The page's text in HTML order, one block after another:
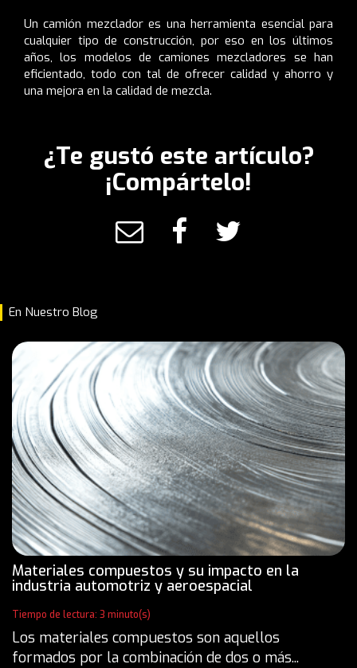
Un camión mezclador es una herramienta esencial para
cualquier tipo de construcción, por eso en los últimos
años, los modelos de camiones mezcladores se han
eficientado, todo con tal de ofrecer calidad y ahorro y
una mejora en la calidad de mezcla.
¿Te gustó este artículo?
¡Compártelo!
En Nuestro Blog
Materiales compuestos y su impacto en la
industria automotriz y aeroespacial
Tiempo de lectura: 3 minuto(s)
Los materiales compuestos son aquellos
formados por la combinación de dos o más...